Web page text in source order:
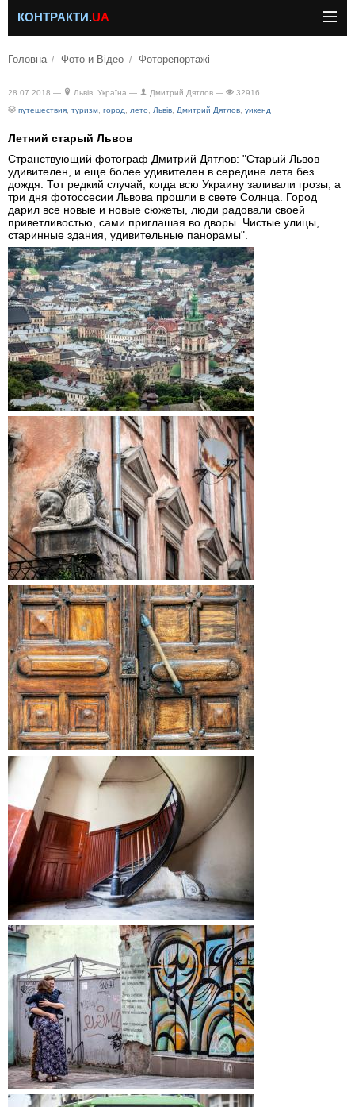
КОНТРАКТИ.UA
Головна Фото и Відео Фоторепортажі
28.07.2018 — Львів, Україна — Дмитрий Дятлов —
32916
путешествия туризм город лето Львів Дмитрий Дятлов уикенд
Летний старый Львов
Странствующий фотограф Дмитрий Дятлов: "Старый Львов
удивителен, и еще более удивителен в середине лета без
дождя. Тот редкий случай, когда всю Украину заливали грозы, а
три дня фотоссесии Львова прошли в свете Солнца. Город
дарил все новые и новые сюжеты, люди радовали своей
приветливостью, сами приглашая во дворы. Чистые улицы,
старинные здания, удивительные панорамы".